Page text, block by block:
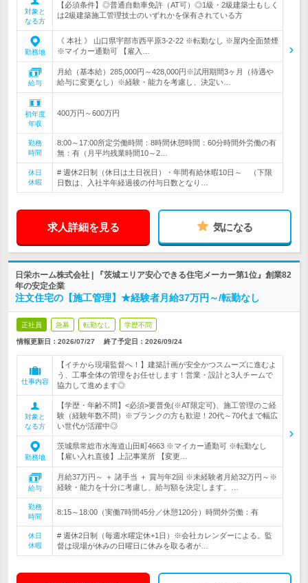
対象と
なる方
【必須条件】◎普通自動車免許（AT可）◎1級・2級建築士もしく
は2級建築施工管理技士のいずれかを保有されている方
勤務地
《 本社 》 山口県宇部市西平原3-2-22 ※転勤なし ※屋内全面禁煙
※マイカー通勤可 【雇入…
給与
月給（基本給）285,000円～428,000円※試用期間3ヶ月（待遇や
給与に変更なし）※経験・能力を考慮し、決定い…
初年度
年収
400万円～600万円
勤務
時間
8:00～17:00所定労働時間：8時間休憩時間：60分時間外労働の有
無：有（月平均残業時間10～2…
休日
休暇
# 週休2日制（休日は土日祝日）・年間有給休暇10日～ （下限
日数は、入社半年経過後の付与日数となり…
求人詳細を見る 気になる
日栄ホーム株式会社 | 『茨城エリア安心できる住宅メーカー第1位』創業82
年の安定企業
注文住宅の【施工管理】★経験者月給37万円～/転勤なし
正社員 急募 転勤なし 学歴不問
情報更新日：2026/07/27 終了予定日： 2026/09/24
仕事内容
【イチから現場監督へ！】建築計画が安全かつスムーズに進むよ
う、工事全体の管理をお任せします！営業・設計と3人チームで
協力して進めます◎
対象と
なる方
【学歴・年齢不問】<必須>要普免(※AT限定可)、施工管理のご経
験（経験年数不問）※ブランクの方も歓迎！20代～70代まで幅広
い世代が活躍中◎
勤務地
茨城県常総市水海道山田町4663 ※マイカー通勤可 ※転勤なし
【雇い入れ直後】上記事業所 【変更…
給与
月給37万円～ ＋ 諸手当 ＋ 賞与年2回 ※未経験者月給32万円～※
経験・能力を十分に考慮し、給与額を決定します。…
勤務
時間
8:15～18:00（実働7時間45分／休憩120分）時間外労働：有
休日
休暇
# 週休2日制（毎週水曜定休+1日）※会社カレンダーによる。監
督は現場が休みの日曜日に休みを取る者が…